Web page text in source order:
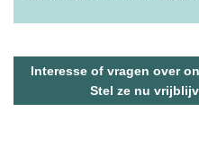
Interesse of vragen over
Stel ze nu